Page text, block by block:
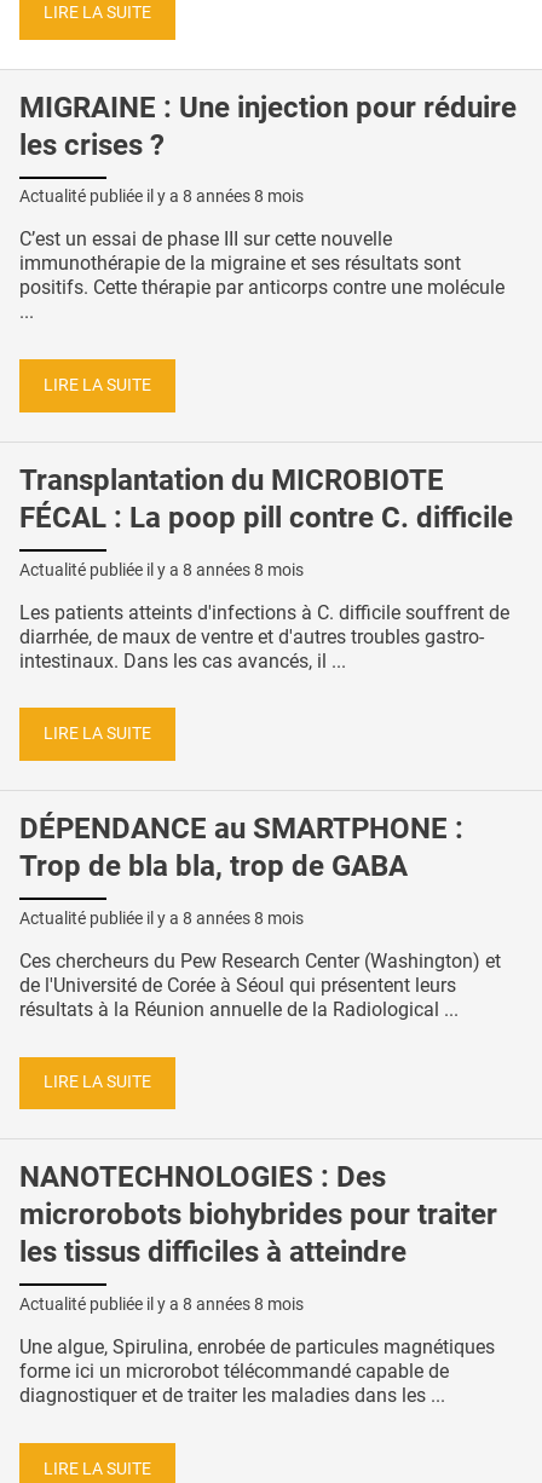
LIRE LA SUITE
MIGRAINE : Une injection pour réduire
les crises ?
Actualité publiée il y a 8 années 8 mois
C’est un essai de phase III sur cette nouvelle
immunothérapie de la migraine et ses résultats sont
positifs. Cette thérapie par anticorps contre une molécule
...
LIRE LA SUITE
Transplantation du MICROBIOTE
FÉCAL : La poop pill contre C. difficile
Actualité publiée il y a 8 années 8 mois
Les patients atteints d'infections à C. difficile souffrent de
diarrhée, de maux de ventre et d'autres troubles gastro-
intestinaux. Dans les cas avancés, il ...
LIRE LA SUITE
DÉPENDANCE au SMARTPHONE :
Trop de bla bla, trop de GABA
Actualité publiée il y a 8 années 8 mois
Ces chercheurs du Pew Research Center (Washington) et
de l'Université de Corée à Séoul qui présentent leurs
résultats à la Réunion annuelle de la Radiological ...
LIRE LA SUITE
NANOTECHNOLOGIES : Des
microrobots biohybrides pour traiter
les tissus difficiles à atteindre
Actualité publiée il y a 8 années 8 mois
Une algue, Spirulina, enrobée de particules magnétiques
forme ici un microrobot télécommandé capable de
diagnostiquer et de traiter les maladies dans les ...
LIRE LA SUITE